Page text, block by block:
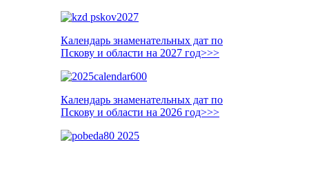
Календарь знаменательных дат по
Пскову и области на 2027 год>>>
Календарь знаменательных дат по
Пскову и области на 2026 год>>>